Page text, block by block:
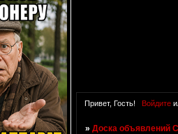
Привет, Гость! Войдите
»Доска объявлений